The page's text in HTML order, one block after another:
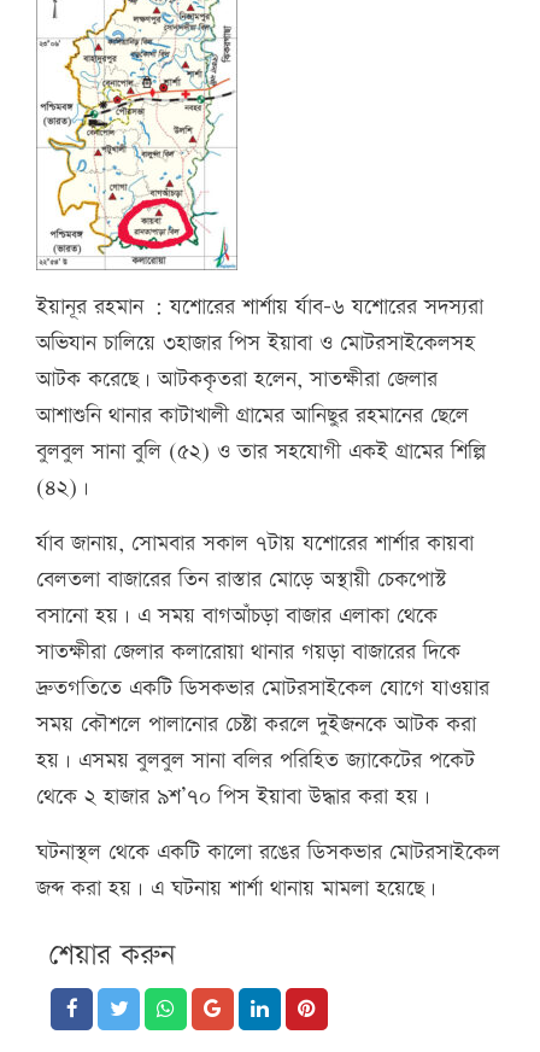
ইয়ানূর রহমান : যশোরের শার্শায় র্যাব-৬ যশোরের সদস্যরা
অভিযান চালিয়ে ৩হাজার পিস ইয়াবা ও মোটরসাইকেলসহ
আটক করেছে। আটককৃতরা হলেন, সাতক্ষীরা জেলার
আশাশুনি থানার কাটাখালী গ্রামের আনিছুর রহমানের ছেলে
বুলবুল সানা বুলি (৫২) ও তার সহযোগী একই গ্রামের শিল্পি
(৪২)।
র্যাব জানায়, সোমবার সকাল ৭টায় যশোরের শার্শার কায়বা
বেলতলা বাজারের তিন রাস্তার মোড়ে অস্থায়ী চেকপোস্ট
বসানো হয়। এ সময় বাগআঁচড়া বাজার এলাকা থেকে
সাতক্ষীরা জেলার কলারোয়া থানার গয়ড়া বাজারের দিকে
দ্রুতগতিতে একটি ডিসকভার মোটরসাইকেল যোগে যাওয়ার
সময় কৌশলে পালানোর চেষ্টা করলে দুইজনকে আটক করা
হয়। এসময় বুলবুল সানা বলির পরিহিত জ্যাকেটের পকেট
থেকে ২ হাজার ৯শ’৭০ পিস ইয়াবা উদ্ধার করা হয়।
ঘটনাস্থল থেকে একটি কালো রঙের ডিসকভার মোটরসাইকেল
জব্দ করা হয়। এ ঘটনায় শার্শা থানায় মামলা হয়েছে।
শেয়ার করুন